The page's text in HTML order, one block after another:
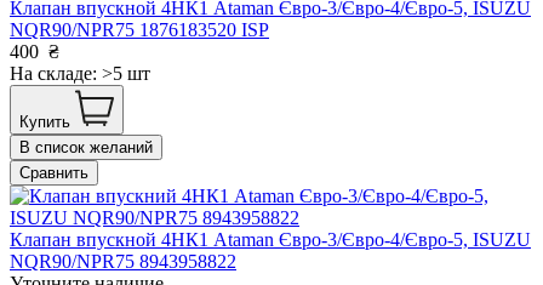
Клапан впускной 4НК1 Ataman Євро-3/Євро-4/Євро-5, ISUZU
NQR90/NPR75 1876183520 ISP
400 ₴
На складе: >5 шт
Купить
В список желаний
Сравнить
Клапан впускной 4НК1 Ataman Євро-3/Євро-4/Євро-5, ISUZU
NQR90/NPR75 8943958822